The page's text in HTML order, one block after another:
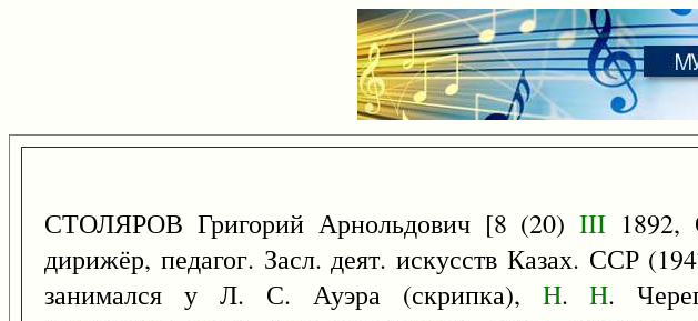
СТОЛЯРОВ Григорий Арнольдович [8 (20)III 1892,
дирижёр, педагог. Засл. деят. искусств Казах. ССР
занимался у Л. С. Ауэра (скрипка), H.H.